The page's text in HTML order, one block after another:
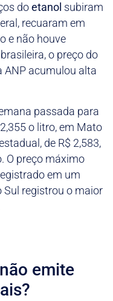
doetanol subiram
recuaram em
e não houve
o preço do
ANP acumulou alta
passada para
o litro, em Mato
de R$ 2,583,
O preço máximo
em um
Sul registrou o maior
emite